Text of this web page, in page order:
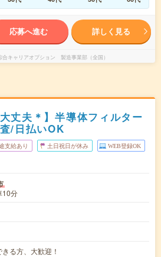
応募へ進む 詳しく見る
合キャリアオプション 製造事業部（全国）
丈夫＊】半導体フィルター
/日払いOK
支給あり 土日祝日が休み WEB登録OK
10分
る方、大歓迎！